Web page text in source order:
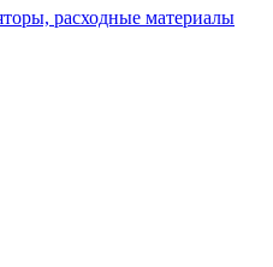
расходные материалы